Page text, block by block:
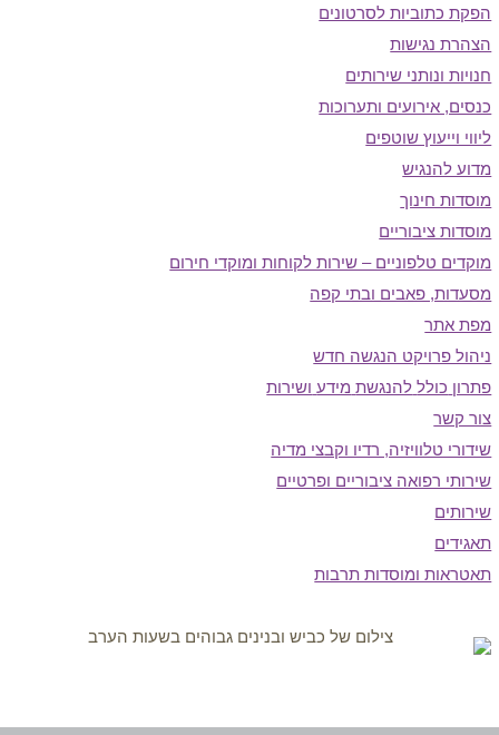
כתוביות לסרטונים
נגישות
ונותני שירותים
אירועים ותערוכות
וייעוץ שוטפים
להנגיש
חינוך
ציבוריים
טלפוניים – שירות לקוחות ומוקדי חירום
פאבים ובתי קפה
אתר
פרויקט הנגשה חדש
‬כולל‭ ‬להנגשת‭ ‬מידע‭ ‬ושירות
קשר
טלוויזיה, רדיו וקבצי מדיה
רפואה ציבוריים ופרטיים
ומוסדות תרבות